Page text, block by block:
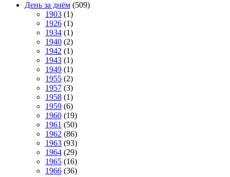
День за днём (509)
1903 (1)
1926 (1)
1934 (1)
1940 (2)
1942 (1)
1943 (1)
1949 (1)
1955 (2)
1957 (3)
1958 (1)
1959 (6)
1960 (19)
1961 (50)
1962 (86)
1963 (93)
1964 (29)
1965 (16)
1966 (36)